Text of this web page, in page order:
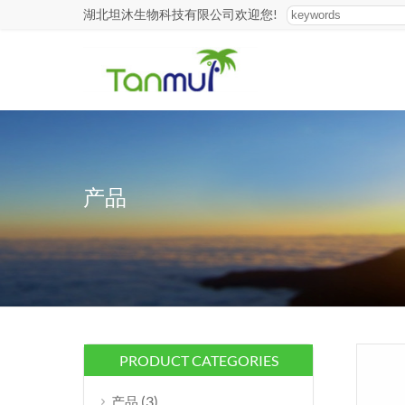
湖北坦沐生物科技有限公司欢迎您!
产品
PRODUCT CATEGORIES
产品 (3)